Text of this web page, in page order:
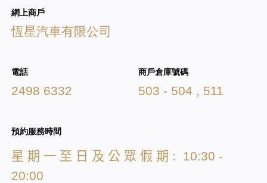
網上商戶
恆星汽車有限公司
電話
2498 6332
商戶倉庫號碼
503 - 504 , 511
預約服務時間
星 期 一 至 日 及 公 眾 假 期 : 10:30 -
20:00